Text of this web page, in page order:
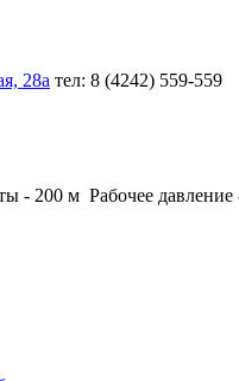
28а тел: 8 (4242) 559-559
- 200 м Рабочее давление